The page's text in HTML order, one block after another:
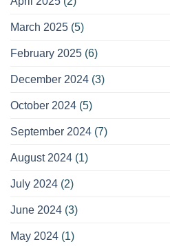
March 2025 (5)
February 2025 (6)
December 2024 (3)
October 2024 (5)
September 2024 (7)
August 2024 (1)
July 2024 (2)
June 2024 (3)
May 2024 (1)